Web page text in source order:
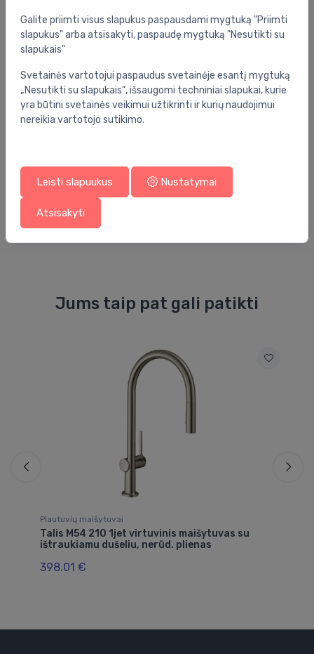
Prekės ženklas: Grohe
Atsiliepimai
vaidas mockevicius
Jums taip pat gali patikti
Plautuvių maišytuvai
Talis M54 210 1jet virtuvinis maišytuvas su
ištraukiamu dušeliu, nerūd. plienas
398.01 €
Galite priimti visus slapukus paspausdami mygtuką "Priimti
slapukus" arba atsisakyti, paspaudę mygtuką "Nesutikti su
slapukais"
Svetainės vartotojui paspaudus svetainėje esantį mygtuką
„Nesutikti su slapukais“, išsaugomi techniniai slapukai, kurie
yra būtini svetainės veikimui užtikrinti ir kurių naudojimui
nereikia vartotojo sutikimo.
Leisti slapuukus Nustatymai
Atsisakyti